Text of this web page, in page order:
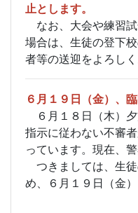
止とします。
なお、大会や練習
場合は、生徒の登下
者等の送迎をよろし
６月１９日（金）、
６月１８日（木）
指示に従わない不審
っています。現在、
つきましては、生
め、６月１９日（金